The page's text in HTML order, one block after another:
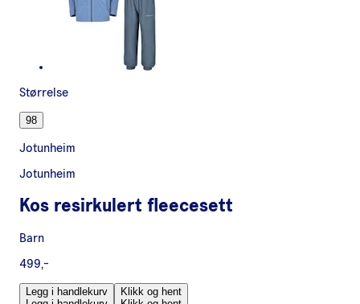
Størrelse
98
Jotunheim
Jotunheim
Kos resirkulert fleecesett
Barn
499,-
Legg i handlekurv
Klikk og hent